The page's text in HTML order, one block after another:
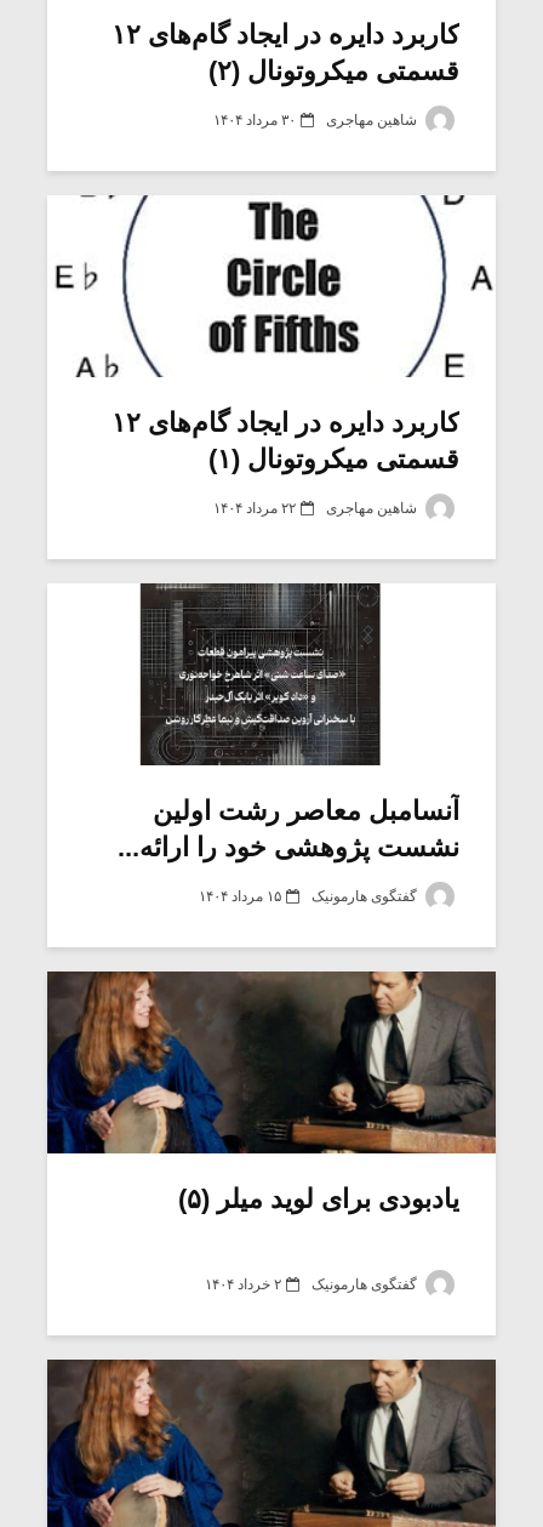
کاربرد دایره در ایجاد گام‌های ۱۲
قسمتی میکروتونال (۲)
شاهین مهاجری ۳۰ مرداد ۱۴۰۴
کاربرد دایره در ایجاد گام‌های ۱۲
قسمتی میکروتونال (۱)
شاهین مهاجری ۲۲ مرداد ۱۴۰۴
آنسامبل معاصر رشت اولین
نشست پژوهشی خود را ارائه...
گفتگوی هارمونیک ۱۵ مرداد ۱۴۰۴
یادبودی برای لوید میلر (۵)
گفتگوی هارمونیک ۲ خرداد ۱۴۰۴